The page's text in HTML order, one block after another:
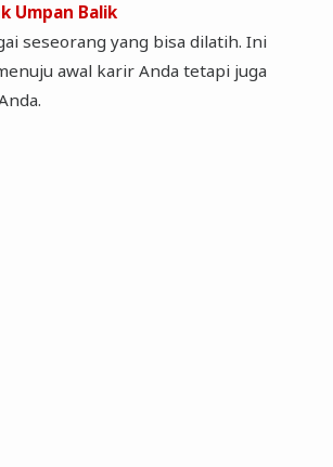
Umpan Balik
seseorang yang bisa dilatih. Ini
awal karir Anda tetapi juga